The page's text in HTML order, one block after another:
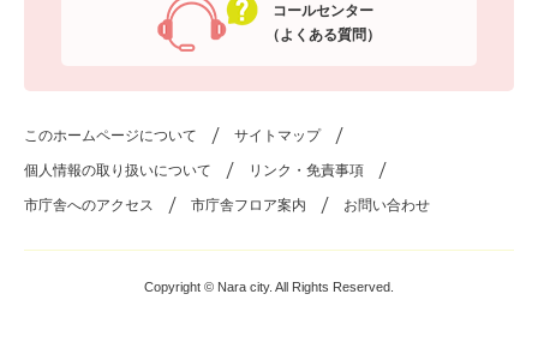
コールセンター
（よくある質問）
このホームページについて サイトマップ
個人情報の取り扱いについて リンク・免責事項
市庁舎へのアクセス 市庁舎フロア案内 お問い合わせ
Copyright © Nara city. All Rights Reserved.